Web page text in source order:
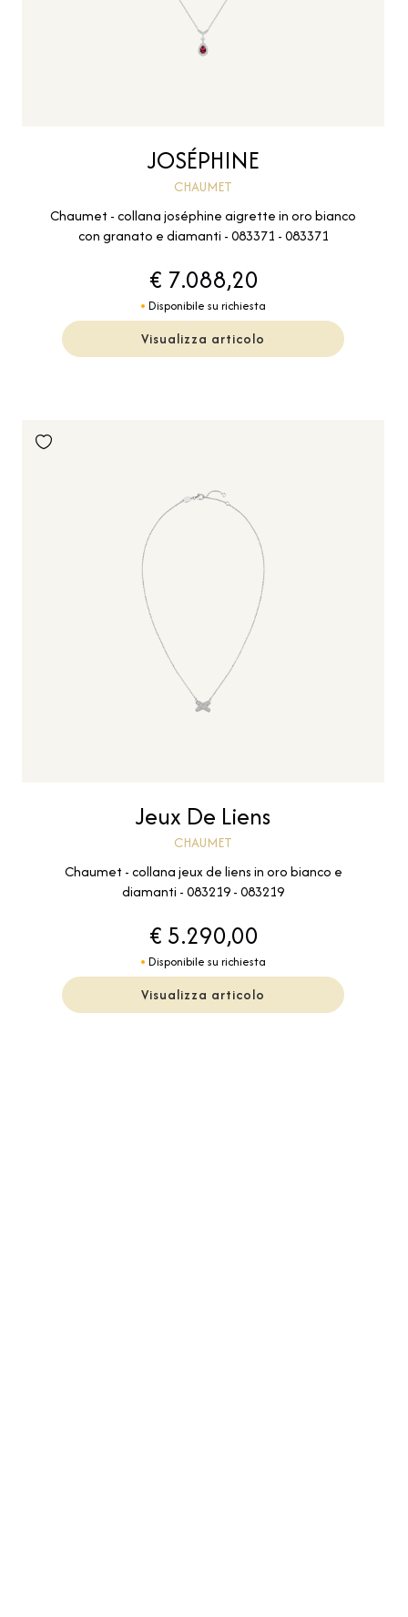
JOSÉPHINE
CHAUMET
Chaumet - collana joséphine aigrette in oro bianco
con granato e diamanti - 083371 - 083371
€ 7.088,20
Disponibile su richiesta
Visualizza articolo
Jeux De Liens
CHAUMET
Chaumet - collana jeux de liens in oro bianco e
diamanti - 083219 - 083219
€ 5.290,00
Disponibile su richiesta
Visualizza articolo